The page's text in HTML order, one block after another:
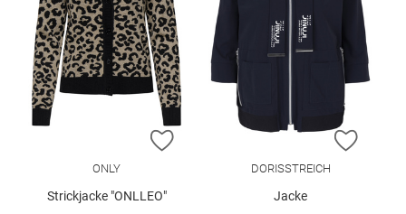
ZUR WUNSCHLISTE HINZUFÜGEN
ONLY
Strickjacke "ONLLEO"
ZUR
DORISSTREICH
Jacke